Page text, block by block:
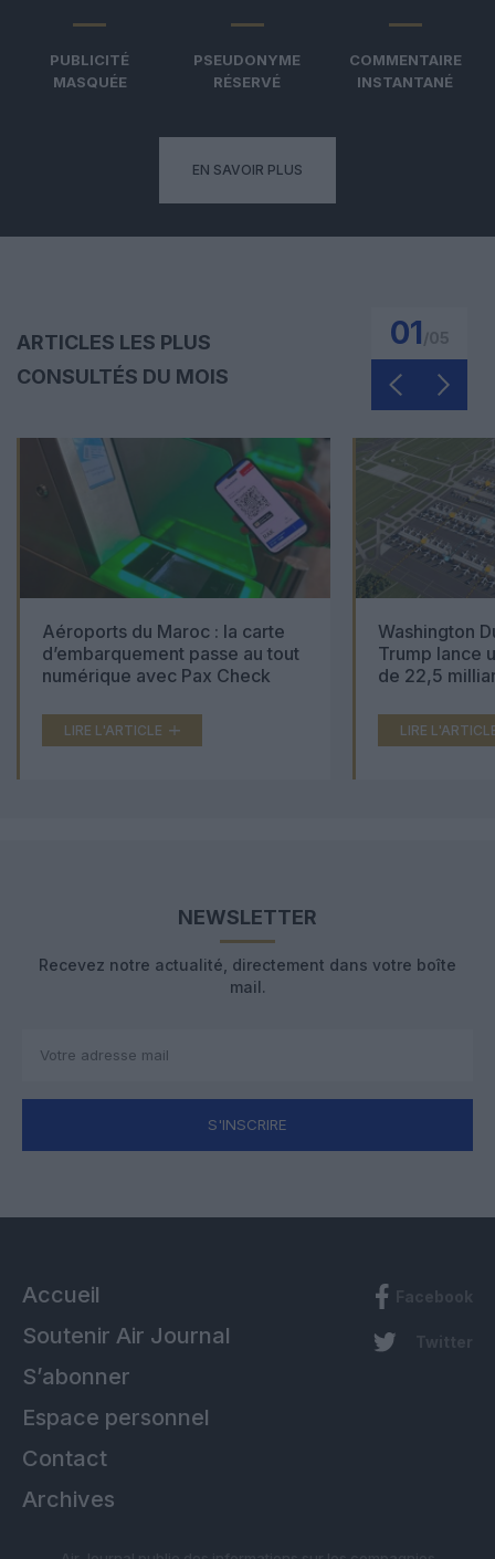
PUBLICITÉ
MASQUÉE
PSEUDONYME
RÉSERVÉ
COMMENTAIRE
INSTANTANÉ
EN SAVOIR PLUS
ARTICLES LES PLUS
CONSULTÉS DU MOIS
01
Aéroports du Maroc : la carte
d’embarquement passe au tout
numérique avec Pax Check
LIRE L'ARTICLE
Washington
Trump lance
de 22,5
LIRE
NEWSLETTER
Recevez notre actualité, directement dans votre boîte
mail.
S'INSCRIRE
Accueil
Soutenir Air Journal
S’abonner
Espace personnel
Contact
Archives